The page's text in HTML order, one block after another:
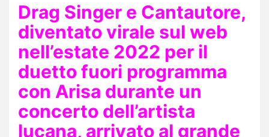
Drag Singer e Cantautore,
diventato virale sul web
nell’estate 2022 per il
duetto fuori programma
con Arisa durante un
concerto dell’artista
lucana, arrivato al grande